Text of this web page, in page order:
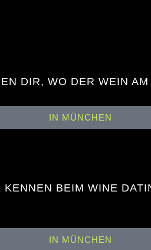
DIR, WO DER WEIN
IN MÜNCHEN
BEIM WINE
IN MÜNCHEN